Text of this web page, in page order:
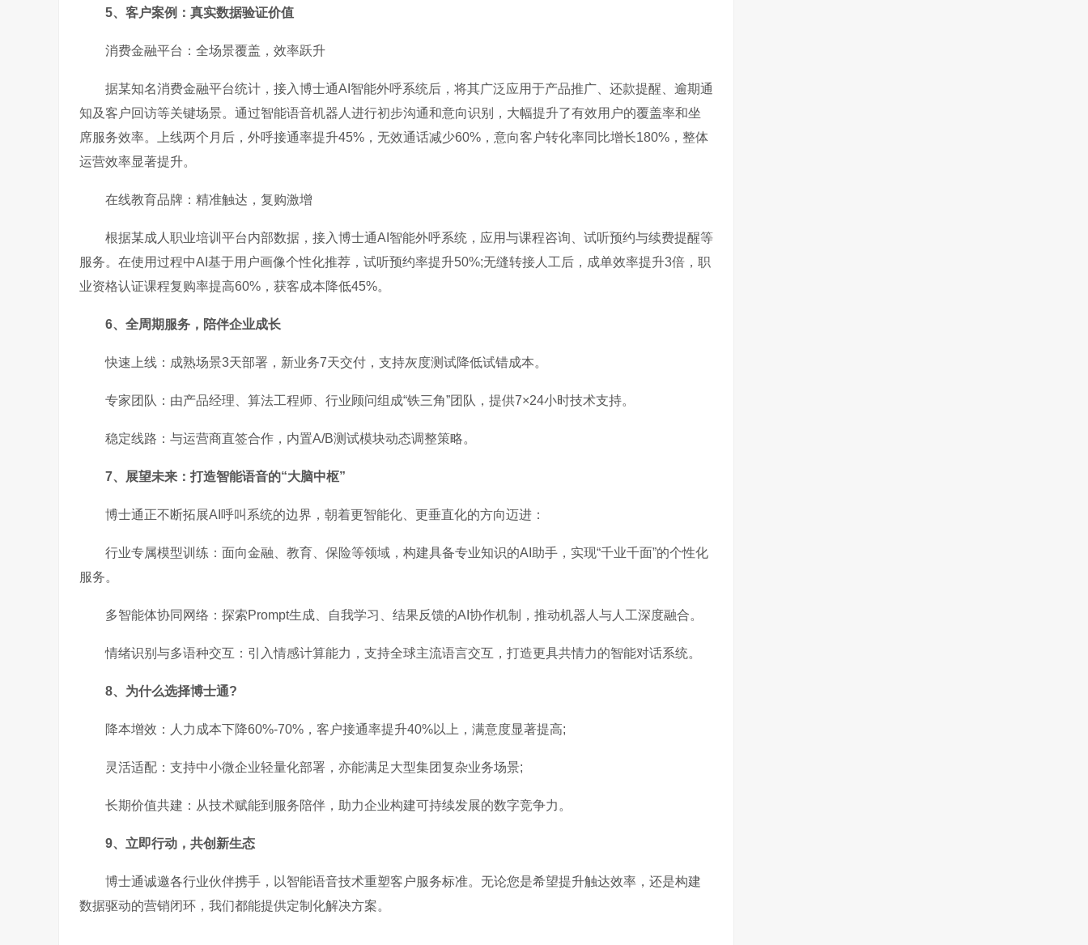
5、客户案例：真实数据验证价值
消费金融平台：全场景覆盖，效率跃升
据某知名消费金融平台统计，接入博士通AI智能外呼系统后，将其广泛应用于产品推广、还款提醒、逾期通
知及客户回访等关键场景。通过智能语音机器人进行初步沟通和意向识别，大幅提升了有效用户的覆盖率和坐
席服务效率。上线两个月后，外呼接通率提升45%，无效通话减少60%，意向客户转化率同比增长180%，整体
运营效率显著提升。
在线教育品牌：精准触达，复购激增
根据某成人职业培训平台内部数据，接入博士通AI智能外呼系统，应用与课程咨询、试听预约与续费提醒等
服务。在使用过程中AI基于用户画像个性化推荐，试听预约率提升50%;无缝转接人工后，成单效率提升3倍，职
业资格认证课程复购率提高60%，获客成本降低45%。
6、全周期服务，陪伴企业成长
快速上线：成熟场景3天部署，新业务7天交付，支持灰度测试降低试错成本。
专家团队：由产品经理、算法工程师、行业顾问组成“铁三角”团队，提供7×24小时技术支持。
稳定线路：与运营商直签合作，内置A/B测试模块动态调整策略。
7、展望未来：打造智能语音的“大脑中枢”
博士通正不断拓展AI呼叫系统的边界，朝着更智能化、更垂直化的方向迈进：
行业专属模型训练：面向金融、教育、保险等领域，构建具备专业知识的AI助手，实现“千业千面”的个性化
服务。
多智能体协同网络：探索Prompt生成、自我学习、结果反馈的AI协作机制，推动机器人与人工深度融合。
情绪识别与多语种交互：引入情感计算能力，支持全球主流语言交互，打造更具共情力的智能对话系统。
8、为什么选择博士通?
降本增效：人力成本下降60%-70%，客户接通率提升40%以上，满意度显著提高;
灵活适配：支持中小微企业轻量化部署，亦能满足大型集团复杂业务场景;
长期价值共建：从技术赋能到服务陪伴，助力企业构建可持续发展的数字竞争力。
9、立即行动，共创新生态
博士通诚邀各行业伙伴携手，以智能语音技术重塑客户服务标准。无论您是希望提升触达效率，还是构建
数据驱动的营销闭环，我们都能提供定制化解决方案。